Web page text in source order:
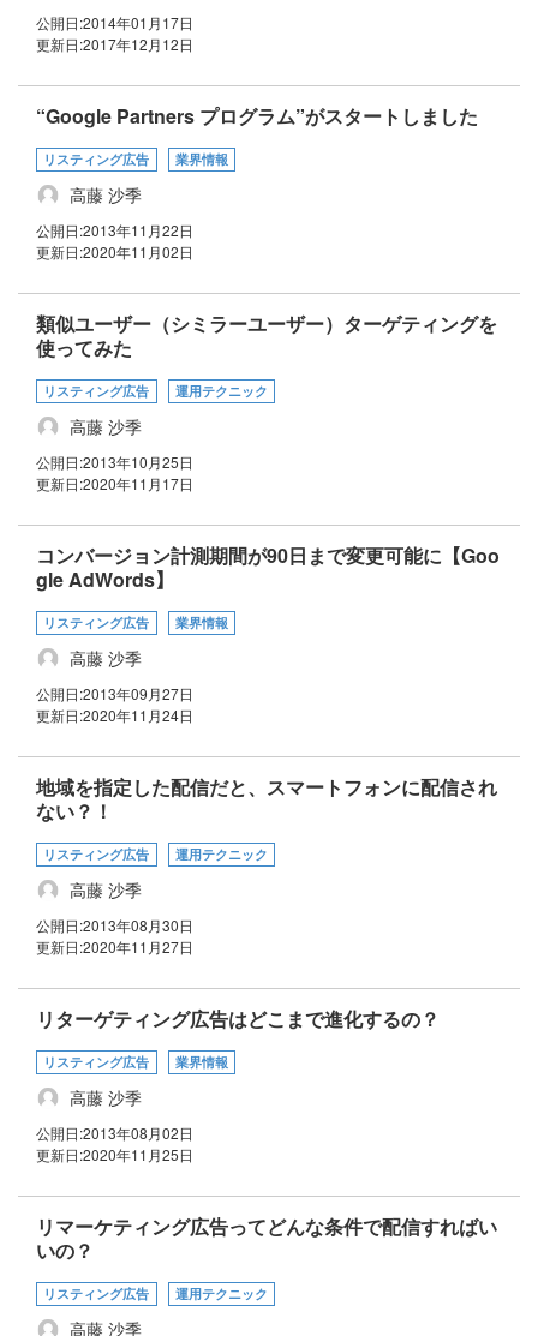
公開日:2014年01月17日
更新日:2017年12月12日
“Google Partners プログラム”がスタートしました
リスティング広告 業界情報
高藤 沙季
公開日:2013年11月22日
更新日:2020年11月02日
類似ユーザー（シミラーユーザー）ターゲティングを
使ってみた
リスティング広告 運用テクニック
高藤 沙季
公開日:2013年10月25日
更新日:2020年11月17日
コンバージョン計測期間が90日まで変更可能に【Goo
gle AdWords】
リスティング広告 業界情報
高藤 沙季
公開日:2013年09月27日
更新日:2020年11月24日
地域を指定した配信だと、スマートフォンに配信され
ない？！
リスティング広告 運用テクニック
高藤 沙季
公開日:2013年08月30日
更新日:2020年11月27日
リターゲティング広告はどこまで進化するの？
リスティング広告 業界情報
高藤 沙季
公開日:2013年08月02日
更新日:2020年11月25日
リマーケティング広告ってどんな条件で配信すればい
いの？
リスティング広告 運用テクニック
高藤 沙季